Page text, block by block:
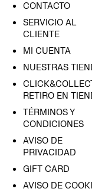
CONTACTO
SERVICIO AL
CLIENTE
MI CUENTA
NUESTRAS
RETIRO EN
TÉRMINOS Y
CONDICIONES
AVISO DE
PRIVACIDAD
GIFT CARD
AVISO DE